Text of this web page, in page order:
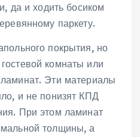
да и ходить босиком
паркету.
покрытия, но
комнаты или
Эти материалы
и не понизят КПД
При этом ламинат
толщины, а